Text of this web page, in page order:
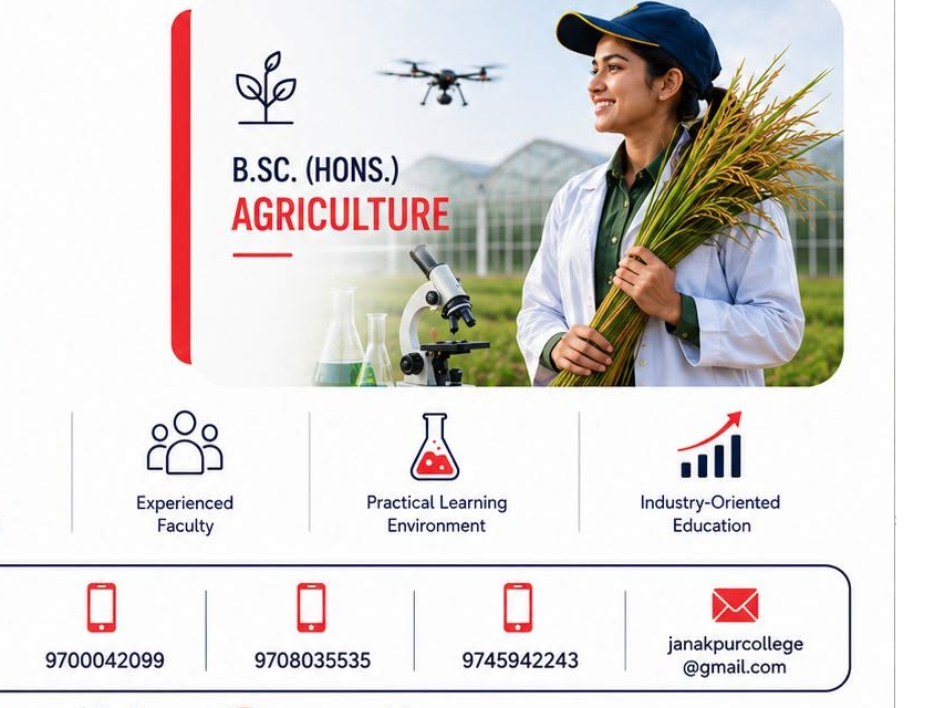
उपेन्द्र यादव, केन्द्रीय सदस्य अरुण सिंह मण्डल, धनुषा
नेताहरूको नाम सिफारिस गरिएको छ।
पासवान, कृष्ण कुमार भण्डारी, त्रिलोक महतो (श्रवण कुमार
र सीता मण्डलको नाम सिफारिस गरिएको छ।
मधेश प्रदेश समिति सदस्य तथा पूर्व प्रदेशसभा सदस्य शैलेन्द्र
मेयर दिनेश कुमार यादव, समाजवादी युवा संघ
युनियन नेपालका केन्द्रीय महासचिव बलिराम कापरी,
पार्टीका वडा अध्यक्ष, निर्वाचित जनप्रतिनिधि, नेता तथा
नेपाल प्रिमियर लिग :
हरमित सिंह जनकपुर
बोल्ट्सको कप्तान
कांग्रेसको आत्मा नमर्ने
गरी एकताबद्ध
बनाउँछौँ: गगन थापा
लागुऔषधसहित
विभिन्न स्थानबाट २०
जना पक्राउ
बन्द र घाटामा
थलिएका केही
उद्योगमा आशालाग्दा
परिणाम देखिन थाले :
सिराहामा ९१ किलो
गाँजासहित एकजना
पक्राउ, ४ जना फरार